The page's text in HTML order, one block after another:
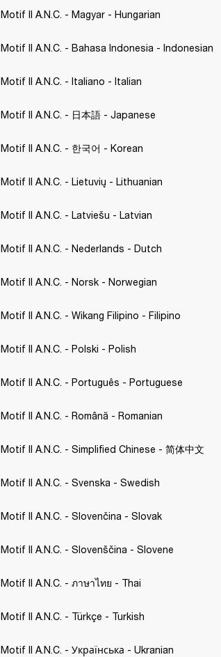
Motif II A.N.C. - Magyar - Hungarian
Motif II A.N.C. - Bahasa Indonesia - Indonesian
Motif II A.N.C. - Italiano - Italian
Motif II A.N.C. - 日本語 - Japanese
Motif II A.N.C. - 한국어 - Korean
Motif II A.N.C. - Lietuvių - Lithuanian
Motif II A.N.C. - Latviešu - Latvian
Motif II A.N.C. - Nederlands - Dutch
Motif II A.N.C. - Norsk - Norwegian
Motif II A.N.C. - Wikang Filipino - Filipino
Motif II A.N.C. - Polski - Polish
Motif II A.N.C. - Português - Portuguese
Motif II A.N.C. - Română - Romanian
Motif II A.N.C. - Simplified Chinese - 简体中文
Motif II A.N.C. - Svenska - Swedish
Motif II A.N.C. - Slovenčina - Slovak
Motif II A.N.C. - Slovenščina - Slovene
Motif II A.N.C. - ภาษาไทย - Thai
Motif II A.N.C. - Türkçe - Turkish
Motif II A.N.C. - Українська - Ukranian